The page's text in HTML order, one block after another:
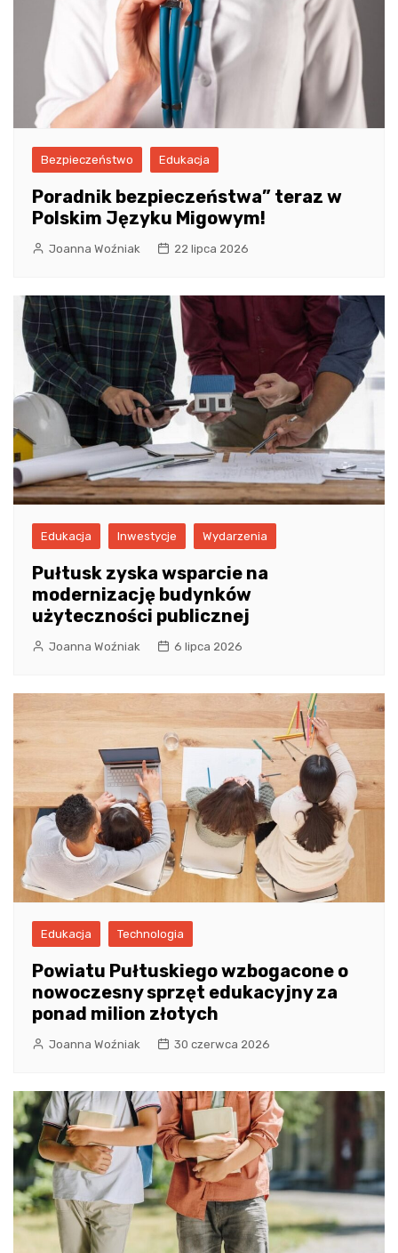
Bezpieczeństwo Edukacja
Poradnik bezpieczeństwa” teraz w
Polskim Języku Migowym!
Joanna Woźniak 22 lipca 2026
Edukacja Inwestycje Wydarzenia
Pułtusk zyska wsparcie na
modernizację budynków
użyteczności publicznej
Joanna Woźniak 6 lipca 2026
Edukacja Technologia
Powiatu Pułtuskiego wzbogacone o
nowoczesny sprzęt edukacyjny za
ponad milion złotych
Joanna Woźniak 30 czerwca 2026